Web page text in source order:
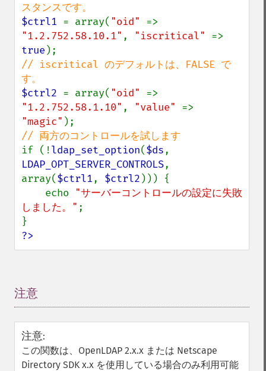
$ctrl1 = array( "oid"
"1.2.752.58.10.1" , "iscritical"
true
// iscritical のデフォルトは、FALSE で
$ctrl2 = array( "oid"
"1.2.752.58.1.10" , "value"
"magic"
if (!ldap_set_option($ds
LDAP_OPT_SERVER_CONTROLS,
array($ctrl1, $ctrl2 ))) {
    echo
"サーバーコントロールの設定に失敗
しました。" ;
?>
注意
注意:
この関数は、OpenLDAP 2.x.x または Netscape
Directory SDK x.x を使用している場合のみ利用可能